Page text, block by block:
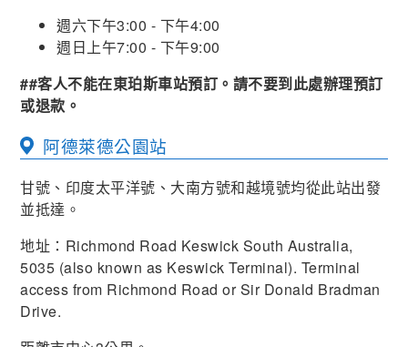
週六下午3:00 - 下午4:00
週日上午7:00 - 下午9:00
##客人不能在東珀斯車站預訂。請不要到此處辦理預訂
或退款。
阿德萊德公園站
甘號、印度太平洋號、大南方號和越境號均從此站出發
並抵達。
地址：Richmond Road Keswick South Australia,
5035 (also known as Keswick Terminal). Terminal
access from Richmond Road or Sir Donald Bradman
Drive.